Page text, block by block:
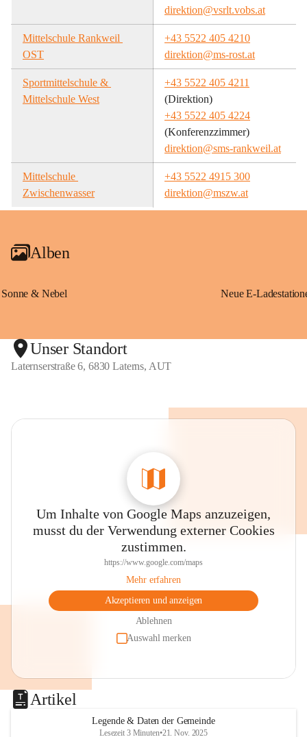
direktion@vsrlt.vobs.at
Mittelschule Rankweil
OST
+43 5522 405 4210
direktion@ms-rost.at
Sportmittelschule &
Mittelschule West
+43 5522 405 4211
(Direktion)
+43 5522 405 4224
(Konferenzzimmer)
direktion@sms-rankweil.at
Mittelschule
Zwischenwasser
+43 5522 4915 300
direktion@mszw.at
Alben
Sonne & Nebel
Unser Standort
Laternserstraße 6, 6830 Laterns, AUT
Um Inhalte von Google Maps anzuzeigen,
musst du der Verwendung externer Cookies
zustimmen.
https://www.google.com/maps
Mehr erfahren
Akzeptieren und anzeigen
Ablehnen
Auswahl merken
Artikel
Legende & Daten der Gemeinde
Lesezeit 3 Minuten•21. Nov. 2025